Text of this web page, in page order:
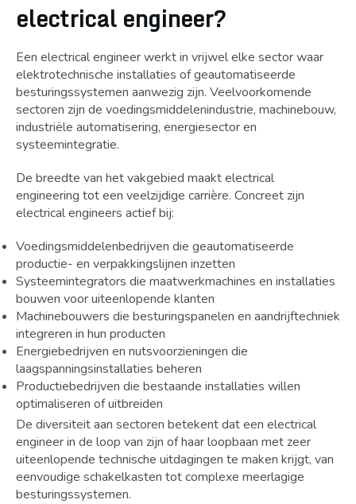
electrical engineer?
Een electrical engineer werkt in vrijwel elke sector waar
elektrotechnische installaties of geautomatiseerde
besturingssystemen aanwezig zijn. Veelvoorkomende
sectoren zijn de voedingsmiddelenindustrie, machinebouw,
industriële automatisering, energiesector en
systeemintegratie.
De breedte van het vakgebied maakt electrical
engineering tot een veelzijdige carrière. Concreet zijn
electrical engineers actief bij:
Voedingsmiddelenbedrijven die geautomatiseerde
productie- en verpakkingslijnen inzetten
Systeemintegrators die maatwerkmachines en installaties
bouwen voor uiteenlopende klanten
Machinebouwers die besturingspanelen en aandrijftechniek
integreren in hun producten
Energiebedrijven en nutsvoorzieningen die
laagspanningsinstallaties beheren
Productiebedrijven die bestaande installaties willen
optimaliseren of uitbreiden
De diversiteit aan sectoren betekent dat een electrical
engineer in de loop van zijn of haar loopbaan met zeer
uiteenlopende technische uitdagingen te maken krijgt, van
eenvoudige schakelkasten tot complexe meerlagige
besturingssystemen.